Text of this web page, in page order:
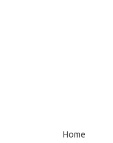
Home